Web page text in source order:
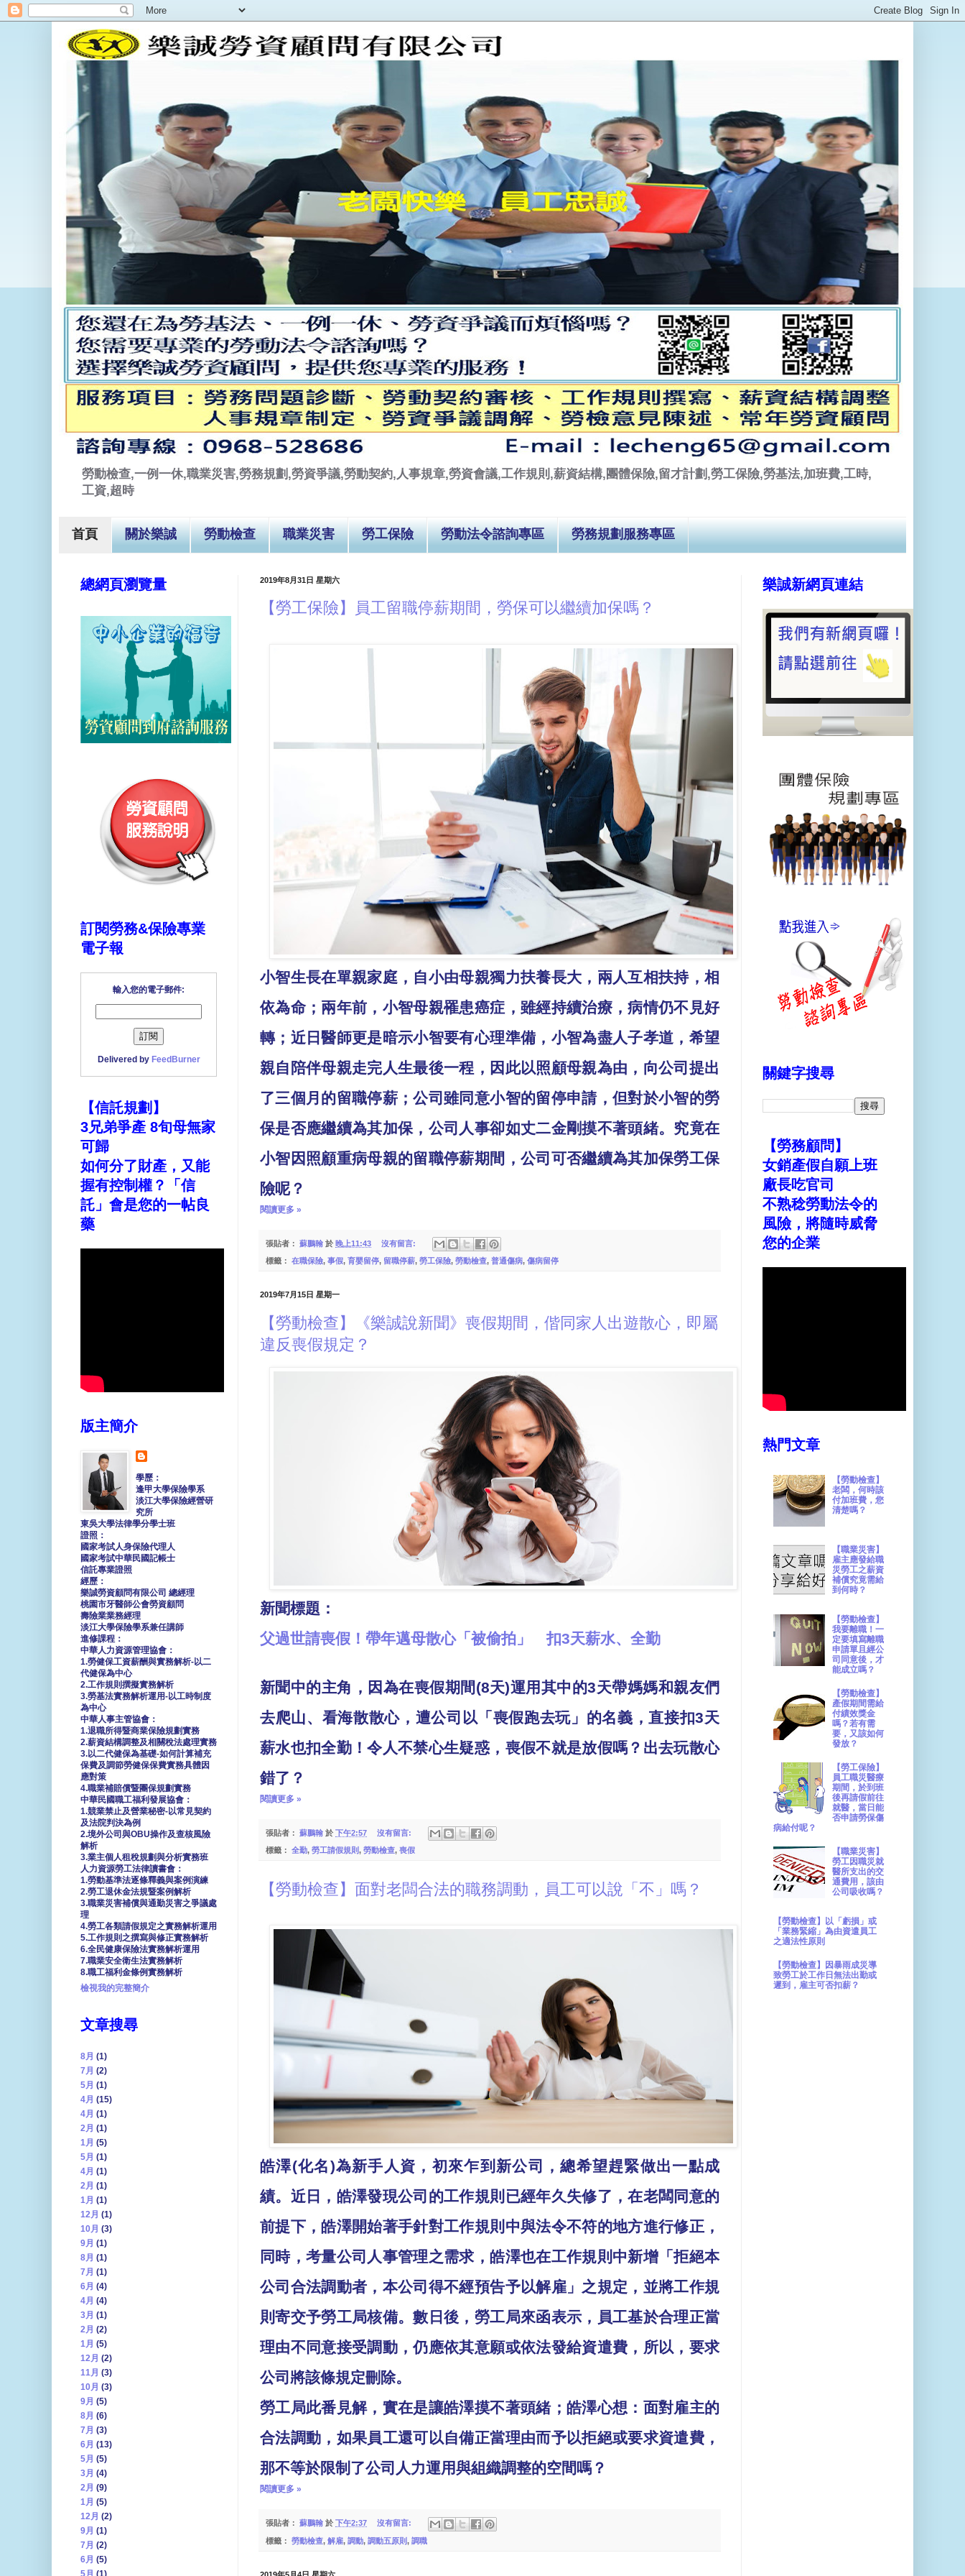
勞動檢查,一例一休,職業災害,勞務規劃,勞資爭議,勞動契約,人事規章,勞資會議,工作規則,薪資結構,團體保險,留才計劃,勞工保險,勞基法,加班費,工時,
工資,超時
首頁 關於樂誠 勞動檢查 職業災害 勞工保險 勞動法令諮詢專區 勞務規劃服務專區
2019年8月31日 星期六
【勞工保險】員工留職停薪期間，勞保可以繼續加保嗎？
小智生長在單親家庭，自小由母親獨力扶養長大，兩人互相扶持，相
依為命；兩年前，小智母親罹患癌症，雖經持續治療，病情仍不見好
轉；近日醫師更是暗示小智要有心理準備，小智為盡人子孝道，希望
親自陪伴母親走完人生最後一程，因此以照顧母親為由，向公司提出
了三個月的留職停薪；公司雖同意小智的留停申請，但對於小智的勞
保是否應繼續為其加保，公司人事卻如丈二金剛摸不著頭緒。究竟在
小智因照顧重病母親的留職停薪期間，公司可否繼續為其加保勞工保
險呢？
閱讀更多 »
張貼者： 蘇鵬翰 於 晚上11:43 沒有留言:
標籤： 在職保險, 事假, 育嬰留停, 留職停薪, 勞工保險, 勞動檢查, 普通傷病, 傷病留停
2019年7月15日 星期一
【勞動檢查】《樂誠說新聞》喪假期間，偕同家人出遊散心，即屬
違反喪假規定？
新聞標題：
父過世請喪假！帶年邁母散心「被偷拍」 扣3天薪水、全勤
新聞中的主角，因為在喪假期間 (8天)運用其中的3天帶媽媽和親友們
去爬山、看海散散心，遭公司以「喪假跑去玩」的名義，直接扣3天
薪水也扣全勤！令人不禁心生疑惑，喪假不就是放假嗎？出去玩散心
錯了？
閱讀更多 »
張貼者： 蘇鵬翰 於 下午2:57 沒有留言:
標籤： 全勤, 勞工請假規則, 勞動檢查, 喪假
【勞動檢查】面對老闆合法的職務調動，員工可以說「不」嗎？
皓澤(化名)為新手人資，初來乍到新公司，總希望趕緊做出一點成
績。近日，皓澤發現公司的工作規則已經年久失修了，在老闆同意的
前提下，皓澤開始著手針對工作規則中與法令不符的地方進行修正，
同時，考量公司人事管理之需求，皓澤也在工作規則中新增「拒絕本
公司合法調動者，本公司得不經預告予以解雇」之規定，並將工作規
則寄交予勞工局核備。數日後，勞工局來函表示，員工基於合理正當
理由不同意接受調動，仍應依其意願或依法發給資遣費，所以，要求
公司將該條規定刪除。
勞工局此番見解，實在是讓皓澤摸不著頭緒；皓澤心想：面對雇主的
合法調動，如果員工還可以自備正當理由而予以拒絕或要求資遣費，
那不等於限制了公司人力運用與組織調整的空間嗎？
閱讀更多 »
張貼者： 蘇鵬翰 於 下午2:37 沒有留言:
標籤： 勞動檢查, 解雇, 調動, 調動五原則, 調職
總網頁瀏覽量
訂閱勞務&保險專業
電子報
輸入您的電子郵件:
Delivered by FeedBurner
【信託規劃】
3兄弟爭產 8旬母無家
可歸
如何分了財產，又能
握有控制權？「信
託」會是您的一帖良
藥
版主簡介
學歷：
逢甲大學保險學系
淡江大學保險經營研
究所
東吳大學法律學分學士班
證照：
國家考試人身保險代理人
國家考試中華民國記帳士
信託專業證照
經歷：
樂誠勞資顧問有限公司 總經理
桃園市牙醫師公會勞資顧問
壽險業業務經理
淡江大學保險學系兼任講師
進修課程：
中華人力資源管理協會：
1.勞健保工資薪酬與實務解析-以二
代健保為中心
2.工作規則撰擬實務解析
3.勞基法實務解析運用-以工時制度
為中心
中華人事主管協會：
1.退職所得暨商業保險規劃實務
2.薪資結構調整及相關稅法處理實務
3.以二代健保為基礎-如何計算補充
保費及調節勞健保保費實務具體因
應對策
4.職業補賠償暨團保規劃實務
中華民國職工福利發展協會：
1.競業禁止及營業秘密-以常見契約
及法院判決為例
2.境外公司與OBU操作及查核風險
解析
3.業主個人租稅規劃與分析實務班
人力資源勞工法律讀書會：
1.勞動基準法逐條釋義與案例演練
2.勞工退休金法規暨案例解析
3.職業災害補償與通勤災害之爭議處
理
4.勞工各類請假規定之實務解析運用
5.工作規則之撰寫與修正實務解析
6.全民健康保險法實務解析運用
7.職業安全衛生法實務解析
8.職工福利金條例實務解析
檢視我的完整簡介
文章搜尋
8月 (1)
7月 (2)
5月 (1)
4月 (15)
4月 (1)
2月 (1)
1月 (5)
5月 (1)
4月 (1)
2月 (1)
1月 (1)
12月 (1)
10月 (3)
9月 (1)
8月 (1)
7月 (1)
6月 (4)
4月 (4)
3月 (1)
2月 (2)
1月 (5)
12月 (2)
11月 (3)
10月 (3)
9月 (5)
8月 (6)
7月 (3)
6月 (13)
5月 (5)
3月 (4)
2月 (9)
1月 (5)
12月 (2)
9月 (1)
7月 (2)
6月 (5)
5月 (1)
樂誠新網頁連結
關鍵字搜尋
【勞務顧問】
女銷產假自願上班
廠長吃官司
不熟稔勞動法令的
風險，將隨時威脅
您的企業
熱門文章
【勞動檢查】
老闆，何時該
付加班費，您
清楚嗎？
【職業災害】
雇主應發給職
災勞工之薪資
補償究竟需給
到何時？
【勞動檢查】
我要離職！一
定要填寫離職
申請單且經公
司同意後，才
能成立嗎？
【勞動檢查】
產假期間需給
付績效獎金
嗎？若有需
要，又該如何
發放？
【勞工保險】
員工職災醫療
期間，於到班
後再請假前往
就醫，當日能
否申請勞保傷
病給付呢？
【職業災害】
勞工因職災就
醫所支出的交
通費用，該由
公司吸收嗎？
【勞動檢查】以「虧損」或
「業務緊縮」為由資遣員工
之適法性原則
【勞動檢查】因暴雨成災導
致勞工於工作日無法出勤或
遲到，雇主可否扣薪？